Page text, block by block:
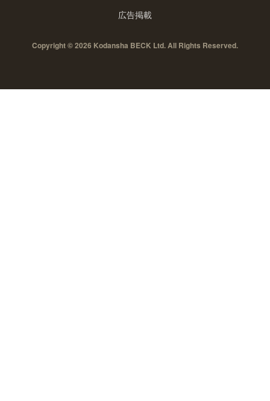
広告掲載
Copyright © 2026 Kodansha BECK Ltd. All Rights Reserved.